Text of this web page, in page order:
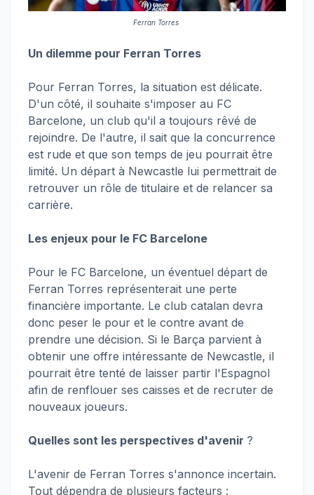
Ferran Torres
Un dilemme pour Ferran Torres
Pour Ferran Torres, la situation est délicate.
D'un côté, il souhaite s'imposer au FC
Barcelone, un club qu'il a toujours rêvé de
rejoindre. De l'autre, il sait que la concurrence
est rude et que son temps de jeu pourrait être
limité. Un départ à Newcastle lui permettrait de
retrouver un rôle de titulaire et de relancer sa
carrière.
Les enjeux pour le FC Barcelone
Pour le FC Barcelone, un éventuel départ de
Ferran Torres représenterait une perte
financière importante. Le club catalan devra
donc peser le pour et le contre avant de
prendre une décision. Si le Barça parvient à
obtenir une offre intéressante de Newcastle, il
pourrait être tenté de laisser partir l'Espagnol
afin de renflouer ses caisses et de recruter de
nouveaux joueurs.
Quelles sont les perspectives d'avenir ?
L'avenir de Ferran Torres s'annonce incertain.
Tout dépendra de plusieurs facteurs :